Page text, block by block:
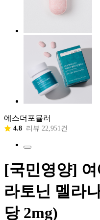
에스더포뮬러
4.8 리뷰 22,951건
[국민영양]
라토닌 멜라
당 2mg)